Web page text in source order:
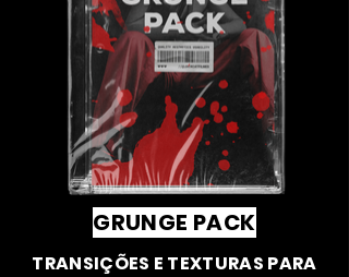
GRUNGE PACK
TRANSIÇÕES E TEXTURAS PARA